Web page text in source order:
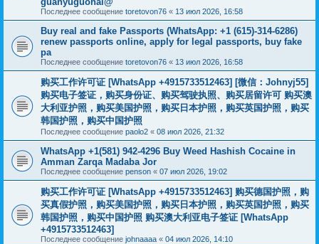
Последнее сообщение toretovon76 « 13 июл 2026, 16:58
Buy real and fake Passports (WhatsApp: +1 (615)-314-6286)
renew passports online, apply for legal passports, buy fake
pa
Последнее сообщение toretovon76 « 13 июл 2026, 16:58
购买工作许可证 [WhatsApp +4915733512463] [微信：Johnyj55]
购买电子签证，购买身份证、购买驾驶执照、购买居留许可 购买澳
大利亚护照，购买美国护照，购买日本护照，购买英国护照，购买
韩国护照，购买中国护照
Последнее сообщение paolo2 « 08 июл 2026, 21:32
WhatsApp +1(581) 942-4296 Buy Weed Hashish Cocaine in
Amman Zarqa Madaba Jor
Последнее сообщение penson « 07 июл 2026, 19:02
购买工作许可证 [WhatsApp +4915733512463] 购买德国护照，购
买真假护照，购买美国护照，购买日本护照，购买英国护照，购买
韩国护照，购买中国护照 购买澳大利亚电子签证 [WhatsApp
+4915733512463]
Последнее сообщение johnaaaa « 04 июл 2026, 14:10